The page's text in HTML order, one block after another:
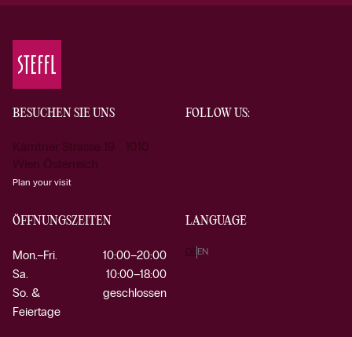
BESUCHEN SIE UNS
Kärntner Strasse 19 1010
Wien Österreich
Plan your visit
FOLLOW US:
ÖFFNUNGSZEITEN
Mon.–Fri.
10:00–20:00
Sa.
10:00–18:00
So. &
Feiertage
geschlossen
LANGUAGE
DE EN